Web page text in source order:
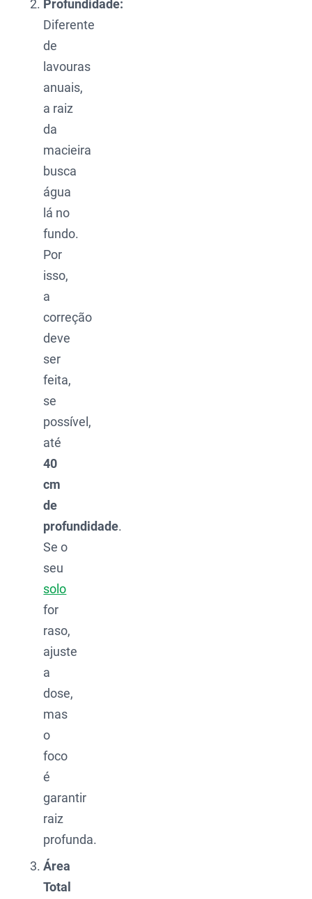
Profundidade:
Diferente
de
lavouras
anuais,
a raiz
da
macieira
busca
água
lá no
fundo.
Por
isso,
a
correção
deve
ser
feita,
se
possível,
até
40
cm
de
profundidade.
Se o
seu
solo
for
raso,
ajuste
a
dose,
mas
o
foco
é
garantir
raiz
profunda.
Área
Total